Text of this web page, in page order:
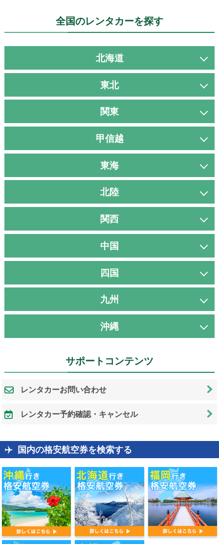
全国のレンタカーを探す
北海道
東北
関東
甲信越
東海
北陸
関西
中国
四国
九州
沖縄
サポートコンテンツ
レンタカーお問い合わせ
レンタカー予約確認・キャンセル
国内の格安航空券を検索する